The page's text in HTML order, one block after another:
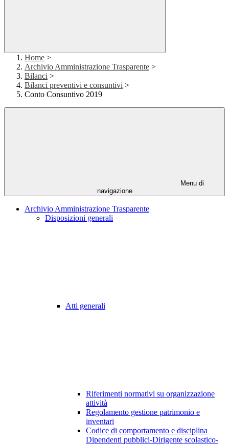
Home >
Archivio Amministrazione Trasparente >
Bilanci >
Bilanci preventivi e consuntivi >
Conto Consuntivo 2019
Menu di
navigazione
Archivio Amministrazione Trasparente
Disposizioni generali
Atti generali
Riferimenti normativi su organizzazione
attività
Regolamento gestione patrimonio e
inventari
Codice di comportamento e disciplina
Dipendenti pubblici-Dirigente scolastico-